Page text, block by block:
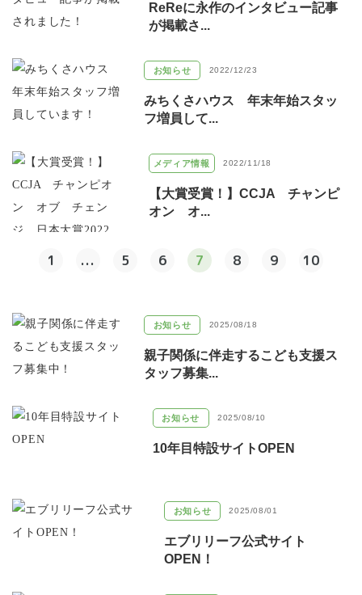
ReReに永作のインタビュー記事
が掲載さ...
お知らせ 2022/12/23
みちくさハウス 年末年始スタッ
フ増員して...
メディア情報 2022/11/18
【大賞受賞！】CCJA チャンピ
オン オ...
1 ... 5 6 7 8 9 10
お知らせ 2025/08/18
親子関係に伴走するこども支援ス
タッフ募集...
お知らせ 2025/08/10
10年目特設サイトOPEN
お知らせ 2025/08/01
エブリリーフ公式サイト
OPEN！